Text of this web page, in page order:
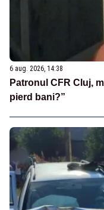
6 aug. 2026, 14:38
Patronul CFR Cluj,
pierd bani?”